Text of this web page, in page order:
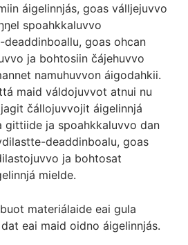
áigelinnjás, goas válljejuvvo
spoahkkaluvvo
goas ohcan
ja bohtosiin čájehuvvo
namuhuvvon áigodahkii.
maid váldojuvvot atnui nu
čállojuvvojit áigelinnjá
gittiide ja spoahkkaluvvo dan
deaddinboalu, goas
ja bohtosat
mielde.
materiálaide eai gula
eai maid oidno áigelinnjás.